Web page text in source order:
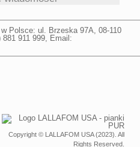
w Polsce: ul. Brzeska 97A 08-110
881 911 999 , Email:
Copyright © LALLAFOM USA (2023). All
Rights Reserved.